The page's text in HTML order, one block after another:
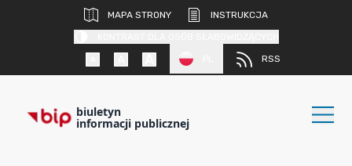
MAPA STRONY
INSTRUKCJA
RSS
biuletyn
informacji publicznej